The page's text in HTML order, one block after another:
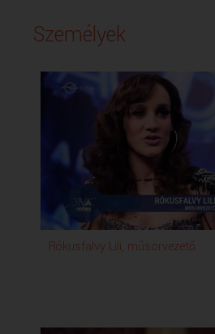
Személyek
Rókusfalvy Lili, műsorvezető